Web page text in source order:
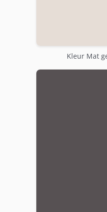
Kleur Mat